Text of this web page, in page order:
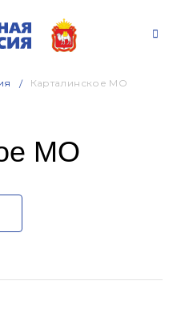
Карталинское МО
МО